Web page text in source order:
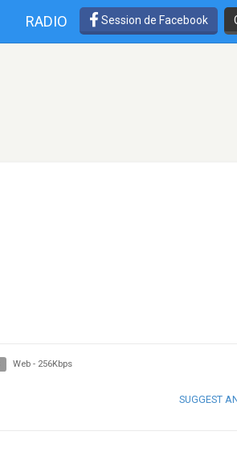
RADIO Session de Facebook
Web - 256Kbps
SUGGEST